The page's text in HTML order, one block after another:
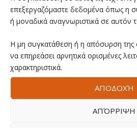
επεξεργαζόμαστε δεδομένα όπως η
ή μοναδικά αναγνωριστικά σε αυτόν
Η μη συγκατάθεση ή η απόσυρση της
να επηρεάσει αρνητικά ορισμένες
χαρακτηριστικά.
ΑΠΟΔΟΧΉ
ΑΠΌΡΡΙΨΗ